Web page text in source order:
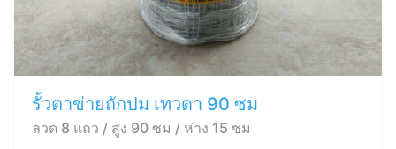
รั้วตาข่ายถักปม เทวดา 90 ซม
ลวด 8 แถว / สูง 90 ซม / ห่าง 15 ซม